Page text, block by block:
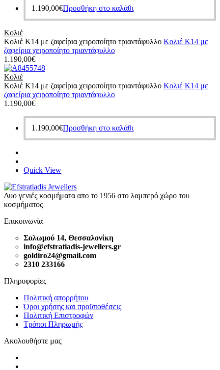
1.190,00€Προσθήκη στο καλάθι
Κολιέ
Κολιέ Κ14 με ζαφείρια χειροποίητο τριαντάφυλλο Κολιέ Κ14 με
ζαφείρια χειροποίητο τριαντάφυλλο
1.190,00€
Κολιέ
Κολιέ Κ14 με ζαφείρια χειροποίητο τριαντάφυλλο Κολιέ Κ14 με
ζαφείρια χειροποίητο τριαντάφυλλο
1.190,00€
1.190,00€Προσθήκη στο καλάθι
Quick View
Δυο γενιές κοσμήματα απο το 1956 στο λαμπερό χώρο του
κοσμήματος
Επικοινωνία
Σολωμού 14, Θεσσαλονίκη
info@efstratiadis-jewellers.gr
goldiro24@gmail.com
2310 233166
Πληροφορίες
Πολιτική απορρήτου
Όροι χρήσης και προϋποθέσεις
Πολιτική Επιστροφών
Τρόποι Πληρωμής
Ακολουθήστε μας